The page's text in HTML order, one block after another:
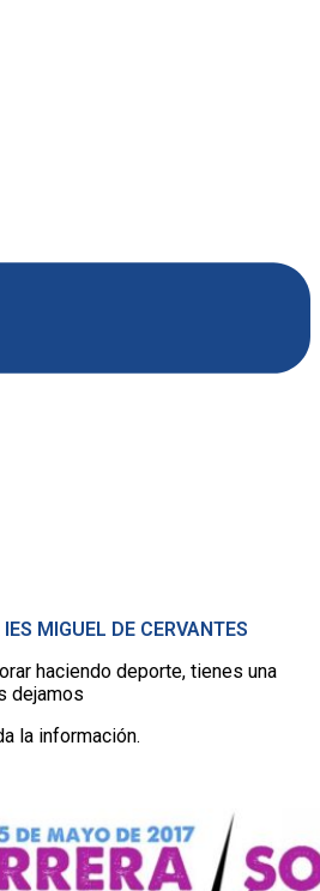
IES MIGUEL DE CERVANTES
haciendo deporte, tienes una
dejamos
la información.